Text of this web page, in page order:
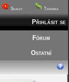
Skalky Terárka
Přihlásit se
Fórum
Ostatní